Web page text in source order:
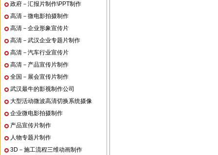
政府－汇报片制作\PPT制作
高清－微电影拍摄制作
高清－企业形象宣传片
高清－武汉企业专题片制作
高清－汽车行业宣传片
高清－产品宣传片制作
全国－展会宣传片制作
武汉最牛的影视制作公司
大型活动微波高清切换系统摄像
企业微电影拍摄制作
产品宣传片制作
人物专题片制作
3D－施工流程三维动画制作